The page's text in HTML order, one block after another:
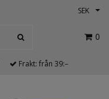
SEK
0
Frakt: från 39:–